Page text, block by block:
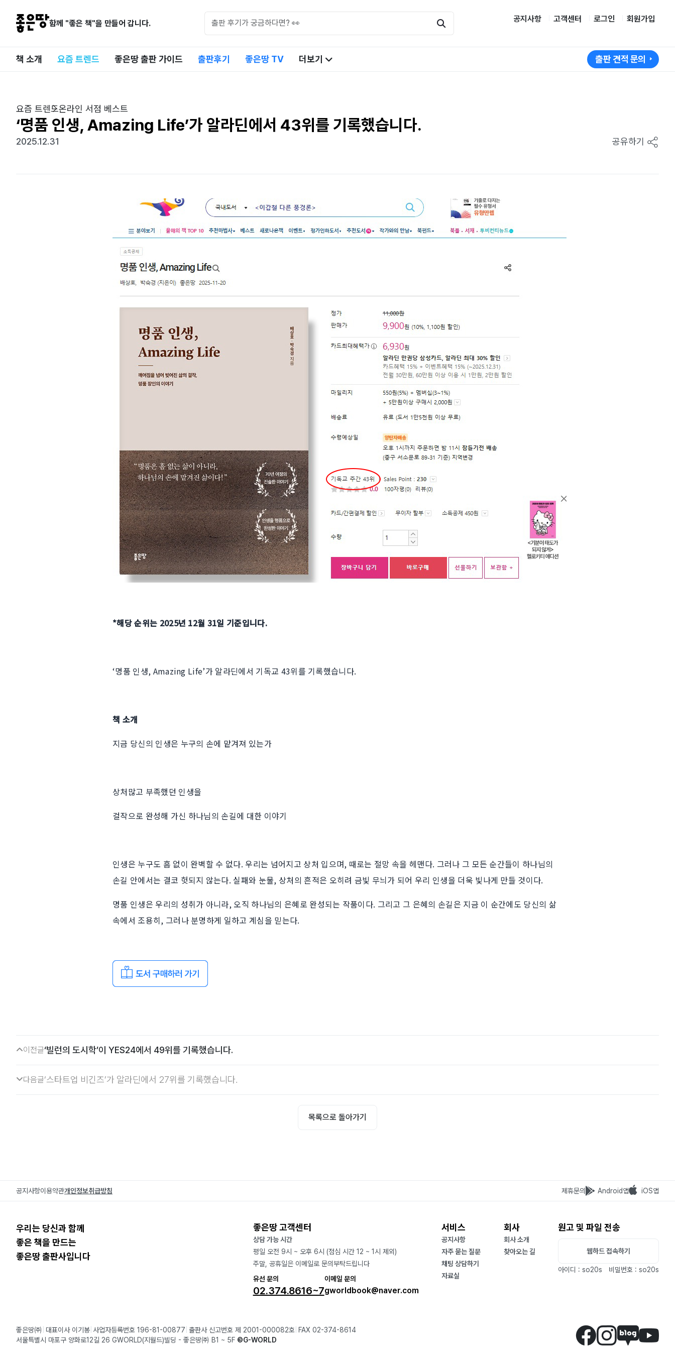
함께 "좋은 책"을 만들어 갑니다. 공지사항 고객센터 로그인 회원가입
책 소개 요즘 트렌드 좋은땅 출판 가이드 출판후기 좋은땅 TV 더보기 출판 견적 문의
요즘 트렌드온라인 서점 베스트
‘명품 인생, Amazing Life’가 알라딘에서 43위를 기록했습니다.
2025.12.31 공유하기
*해당 순위는 2025년 12월 31일 기준입니다.
‘명품 인생, Amazing Life’가 알라딘에서 기독교 43위를 기록했습니다.
책 소개
지금 당신의 인생은 누구의 손에 맡겨져 있는가
상처많고 부족했던 인생을
걸작으로 완성해 가신 하나님의 손길에 대한 이야기
인생은 누구도 흠 없이 완벽할 수 없다. 우리는 넘어지고 상처 입으며, 때로는 절망 속을 헤맨다. 그러나 그 모든 순간들이 하나님의
손길 안에서는 결코 헛되지 않는다. 실패와 눈물, 상처의 흔적은 오히려 금빛 무늬가 되어 우리 인생을 더욱 빛나게 만들 것이다.
명품 인생은 우리의 성취가 아니라, 오직 하나님의 은혜로 완성되는 작품이다. 그리고 그 은혜의 손길은 지금 이 순간에도 당신의 삶
속에서 조용히, 그러나 분명하게 일하고 계심을 믿는다.
이전글‘빌런의 도시학’이 YES24에서 49위를 기록했습니다.
다음글‘스타트업 비긴즈’가 알라딘에서 27위를 기록했습니다.
목록으로 돌아가기
공지사항이용약관개인정보취급방침 제휴문의 Android앱 iOS앱
우리는 당신과 함께
좋은 책을 만드는
좋은땅 출판사입니다
좋은땅 고객센터
상담 가능 시간
평일 오전 9시 ~ 오후 6시 (점심 시간 12 ~ 1시 제외)
주말, 공휴일은 이메일로 문의부탁드립니다
유선 문의
02.374.8616~7
이메일 문의
gworldbook@naver.com
서비스
공지사항
자주 묻는 질문
채팅 상담하기
자료실
회사
회사 소개
찾아오는 길
원고 및 파일 전송
웹하드 접속하기
아이디 : so20s 비밀번호 : so20s
좋은땅㈜ 대표이사 이기봉 사업자등록번호 196-81-00877 출판사 신고번호 제 2001-000082호
FAX 02-374-8614
서울특별시 마포구 양화로12길 26 GWORLD(지월드)빌딩 - 좋은땅㈜ B1 ~ 5F ©G-WORLD